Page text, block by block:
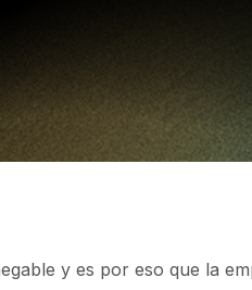
y es por eso que la